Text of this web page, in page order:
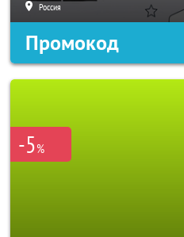
Россия
Промокод
-5%